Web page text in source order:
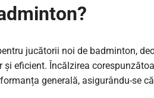
jucătorii noi de badminton,
eficient. Încălzirea
generală, asigurându-se